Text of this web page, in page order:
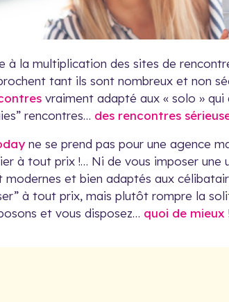
à la multiplication des sites de
tant ils sont nombreux et non
vraiment adapté aux « solo »
rencontres… des rencontres
ne se prend pas pour une agence
à tout prix !… Ni de vous imposer une
modernes et bien adaptés aux
à tout prix, mais plutôt rompre la
et vous disposez… quoi de mieux !